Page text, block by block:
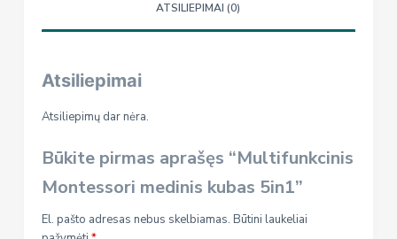
ATSILIEPIMAI (0)
Atsiliepimai
Atsiliepimų dar nėra.
Būkite pirmas aprašęs “Multifunkcinis
Montessori medinis kubas 5in1”
El. pašto adresas nebus skelbiamas. Būtini laukeliai